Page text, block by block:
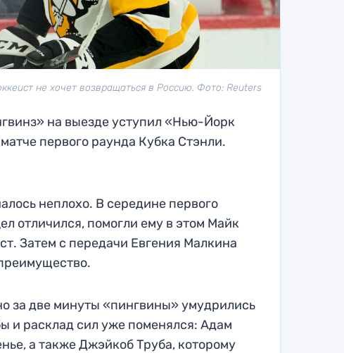
не хочет возвращаться в Россию. Фото: Reuters
на выезде уступил «Нью-Йорк
первого раунда Кубка Стэнли.
неплохо. В середине первого
отличился, помогли ему в этом Майк
Затем с передачи Евгения Малкина
за две минуты «пингвины» умудрились
и расклад сил уже поменялся: Адам
а также Джэйкоб Труба, которому